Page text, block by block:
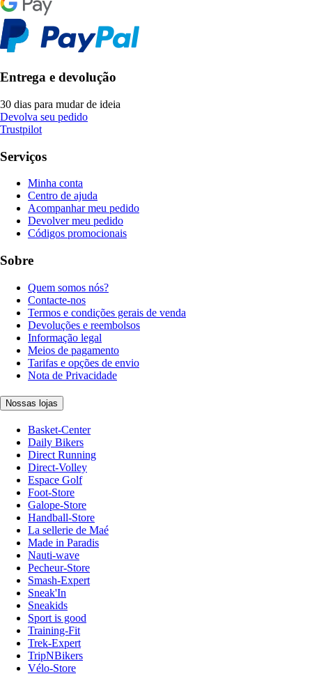
Entrega e devolução
30 dias para mudar de ideia
Devolva seu pedido
Trustpilot
Serviços
Minha conta
Centro de ajuda
Acompanhar meu pedido
Devolver meu pedido
Códigos promocionais
Sobre
Quem somos nós?
Contacte-nos
Termos e condições gerais de venda
Devoluções e reembolsos
Informação legal
Meios de pagamento
Tarifas e opções de envio
Nota de Privacidade
Nossas lojas
Basket-Center
Daily Bikers
Direct Running
Direct-Volley
Espace Golf
Foot-Store
Galope-Store
Handball-Store
La sellerie de Maé
Made in Paradis
Nauti-wave
Pecheur-Store
Smash-Expert
Sneak'In
Sneakids
Sport is good
Training-Fit
Trek-Expert
TripNBikers
Vélo-Store